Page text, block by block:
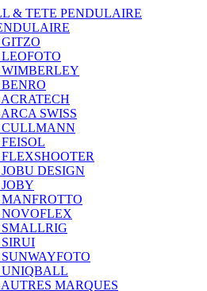
& TETE PENDULAIRE
GITZO
LEOFOTO
WIMBERLEY
BENRO
ACRATECH
SWISS
CULLMANN
FEISOL
FLEXSHOOTER
JOBU DESIGN
JOBY
MANFROTTO
NOVOFLEX
SMALLRIG
SIRUI
SUNWAYFOTO
UNIQBALL
AUTRES MARQUES